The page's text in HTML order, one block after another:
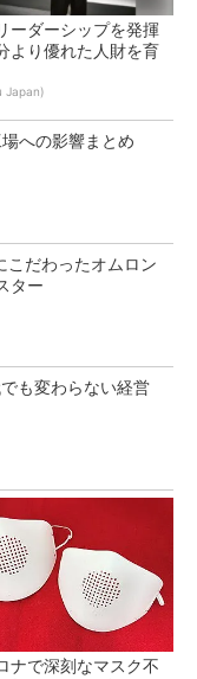
ーダーシップを発揮
より優れた人財を育
Japan)
への影響まとめ
だわったオムロン
ター
も変わらない経営
ナで深刻なマスク不